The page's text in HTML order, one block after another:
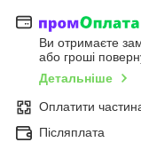
Ви отримаєте
або гроші
Детальніше
Оплатити
Післяплата